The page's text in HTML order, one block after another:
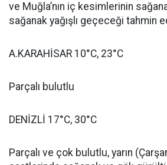
ve Muğla’nın iç kesimlerinin
sağanak yağışlı geçeceği tahmin
A.KARAHİSAR 10°C, 23°C
Parçalı bulutlu
DENİZLİ 17°C, 30°C
Parçalı ve çok bulutlu, yarın